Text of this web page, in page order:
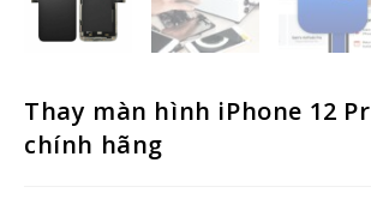
Thay màn hình iPhone 12
chính hãng